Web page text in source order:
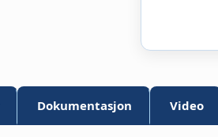
Dokumentasjon Video